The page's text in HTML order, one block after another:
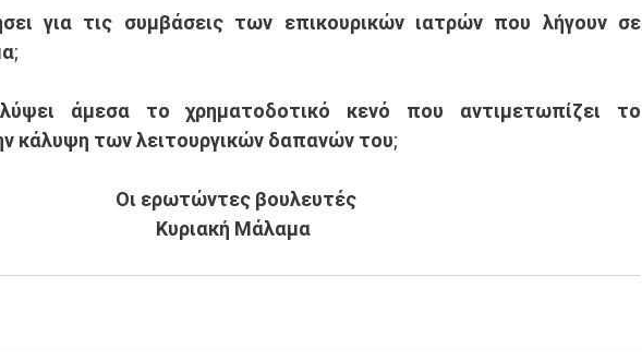
για τις συμβάσεις των επικουρικών ιατρών που λήγουν σε
άμεσα το χρηματοδοτικό κενό που αντιμετωπίζει το
κάλυψη των λειτουργικών δαπανών του;
Οι ερωτώντες βουλευτές
Κυριακή Μάλαμα